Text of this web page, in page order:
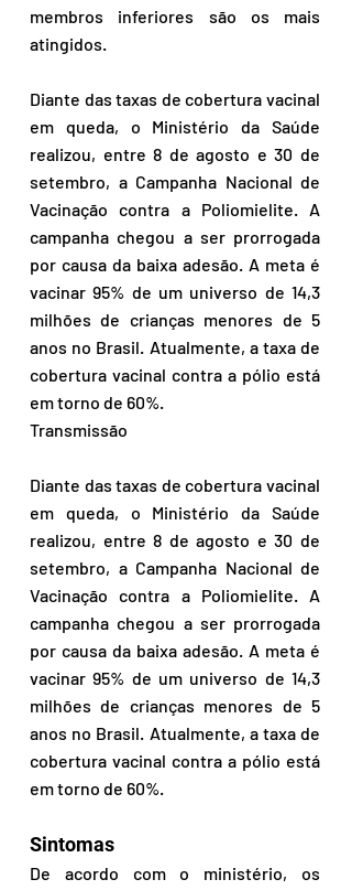
membros inferiores são os mais
atingidos.
Diante das taxas de cobertura vacinal
em queda, o Ministério da Saúde
realizou, entre 8 de agosto e 30 de
setembro, a Campanha Nacional de
Vacinação contra a Poliomielite. A
campanha chegou a ser prorrogada
por causa da baixa adesão. A meta é
vacinar 95% de um universo de 14,3
milhões de crianças menores de 5
anos no Brasil. Atualmente, a taxa de
cobertura vacinal contra a pólio está
em torno de 60%.
Transmissão
Diante das taxas de cobertura vacinal
em queda, o Ministério da Saúde
realizou, entre 8 de agosto e 30 de
setembro, a Campanha Nacional de
Vacinação contra a Poliomielite. A
campanha chegou a ser prorrogada
por causa da baixa adesão. A meta é
vacinar 95% de um universo de 14,3
milhões de crianças menores de 5
anos no Brasil. Atualmente, a taxa de
cobertura vacinal contra a pólio está
em torno de 60%.
Sintomas
De acordo com o ministério, os